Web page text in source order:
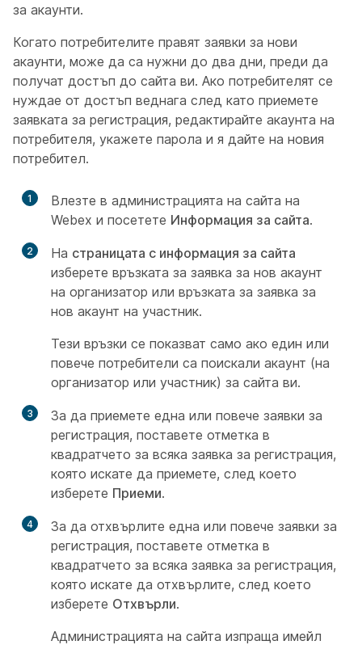
за акаунти.
Когато потребителите правят заявки за нови
акаунти, може да са нужни до два дни, преди да
получат достъп до сайта ви. Ако потребителят се
нуждае от достъп веднага след като приемете
заявката за регистрация, редактирайте акаунта на
потребителя, укажете парола и я дайте на новия
потребител.
1
Влезте в администрацията на сайта на
Webex и посетете Информация за сайта.
2 На страницата с информация за сайта
изберете връзката за заявка за нов акаунт
на организатор или връзката за заявка за
нов акаунт на участник.
Тези връзки се показват само ако един или
повече потребители са поискали акаунт (на
организатор или участник) за сайта ви.
3
За да приемете една или повече заявки за
регистрация, поставете отметка в
квадратчето за всяка заявка за регистрация,
която искате да приемете, след което
изберете Приеми.
4
За да отхвърлите една или повече заявки за
регистрация, поставете отметка в
квадратчето за всяка заявка за регистрация,
която искате да отхвърлите, след което
изберете Отхвърли.
Администрацията на сайта изпраща имейл